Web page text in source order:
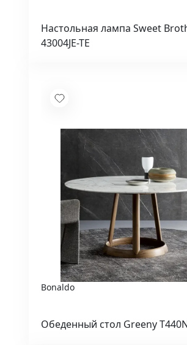
Настольная лампа Sweet
43004JE-TE
Bonaldo
Обеденный стол Greeny